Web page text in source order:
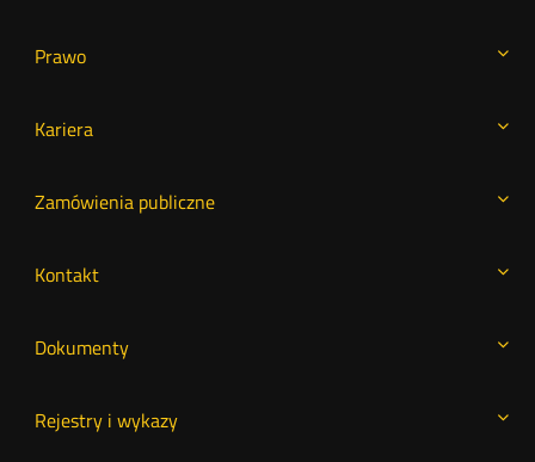
Prawo
Kariera
Zamówienia publiczne
Kontakt
Dokumenty
Rejestry i wykazy